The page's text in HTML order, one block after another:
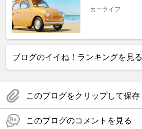
カーライフ
ブログのイイね！ランキングを見る
このブログをクリップして保存
このブログのコメントを見る